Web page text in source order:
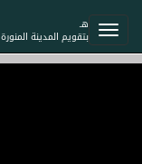
هـ
بتقويم المدينة المنورة